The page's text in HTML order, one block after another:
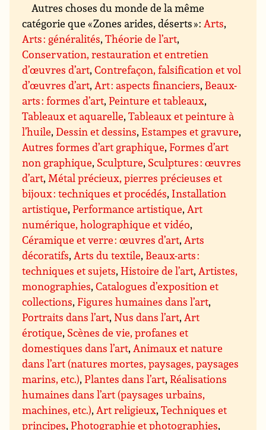
Autres choses du monde de la même
catégorie que « Zones arides, déserts » :Arts,
Arts : généralités,Théorie de l’art,
Conservation, restauration et entretien
d’œuvres d’art,Contrefaçon, falsification et vol
d’œuvres d’art,Art : aspects financiers, Beaux-
arts : formes d’art,Peinture et tableaux,
Tableaux et aquarelle,Tableaux et peinture à
l’huile,Dessin et dessins,Estampes et gravure,
Autres formes d’art graphique,Formes d’art
non graphique, Sculpture, Sculptures : œuvres
d’art,Métal précieux, pierres précieuses et
bijoux : techniques et procédés, Installation
artistique,Performance artistique,Art
numérique, holographique et vidéo,
Céramique et verre : œuvres d’art,Arts
décoratifs,Arts du textile, Beaux-arts :
techniques et sujets,Histoire de l’art,Artistes,
monographies,Catalogues d’exposition et
collections,Figures humaines dans l’art,
Portraits dans l’art,Nus dans l’art,Art
érotique, Scènes de vie, profanes et
domestiques dans l’art,Animaux et nature
dans l’art (natures mortes, paysages, paysages
marins, etc.),Plantes dans l’art,Réalisations
humaines dans l’art (paysages urbains,
machines, etc.),Art religieux,Techniques et
principes,Photographie et photographies,